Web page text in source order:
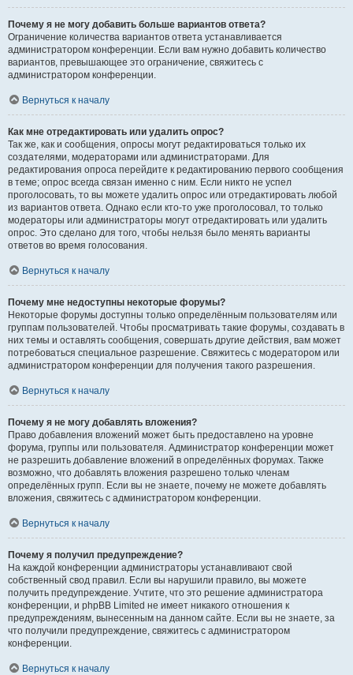
Почему я не могу добавить больше вариантов ответа?
Ограничение количества вариантов ответа устанавливается
администратором конференции. Если вам нужно добавить количество
вариантов, превышающее это ограничение, свяжитесь с
администратором конференции.
Вернуться к началу
Как мне отредактировать или удалить опрос?
Так же, как и сообщения, опросы могут редактироваться только их
создателями, модераторами или администраторами. Для
редактирования опроса перейдите к редактированию первого сообщения
в теме; опрос всегда связан именно с ним. Если никто не успел
проголосовать, то вы можете удалить опрос или отредактировать любой
из вариантов ответа. Однако если кто-то уже проголосовал, то только
модераторы или администраторы могут отредактировать или удалить
опрос. Это сделано для того, чтобы нельзя было менять варианты
ответов во время голосования.
Вернуться к началу
Почему мне недоступны некоторые форумы?
Некоторые форумы доступны только определённым пользователям или
группам пользователей. Чтобы просматривать такие форумы, создавать в
них темы и оставлять сообщения, совершать другие действия, вам может
потребоваться специальное разрешение. Свяжитесь с модератором или
администратором конференции для получения такого разрешения.
Вернуться к началу
Почему я не могу добавлять вложения?
Право добавления вложений может быть предоставлено на уровне
форума, группы или пользователя. Администратор конференции может
не разрешить добавление вложений в определённых форумах. Также
возможно, что добавлять вложения разрешено только членам
определённых групп. Если вы не знаете, почему не можете добавлять
вложения, свяжитесь с администратором конференции.
Вернуться к началу
Почему я получил предупреждение?
На каждой конференции администраторы устанавливают свой
собственный свод правил. Если вы нарушили правило, вы можете
получить предупреждение. Учтите, что это решение администратора
конференции, и phpBB Limited не имеет никакого отношения к
предупреждениям, вынесенным на данном сайте. Если вы не знаете, за
что получили предупреждение, свяжитесь с администратором
конференции.
Вернуться к началу